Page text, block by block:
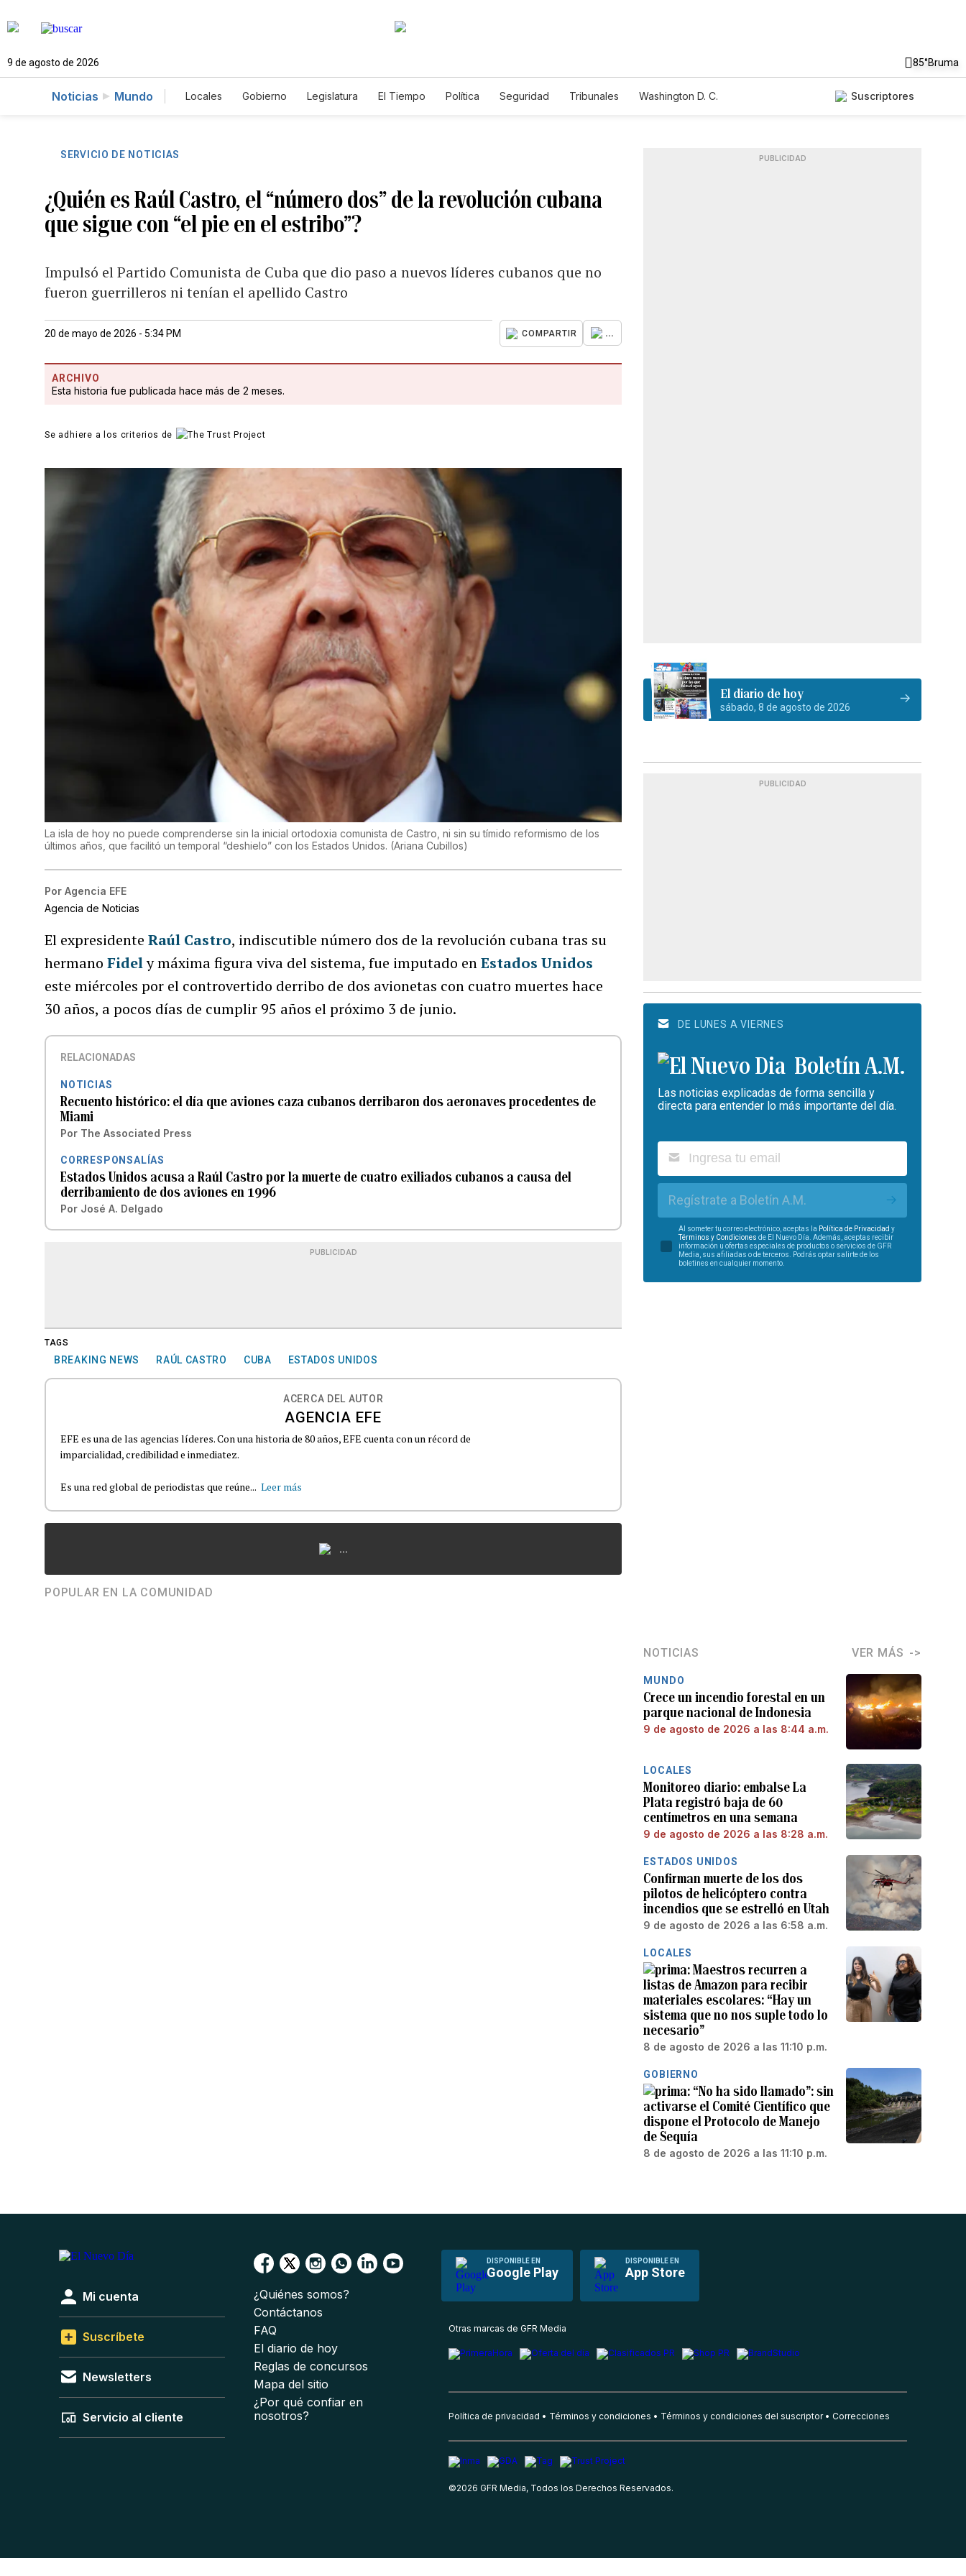
9 de agosto de 2026 85°Bruma
Noticias Mundo Locales Gobierno Legislatura El Tiempo Política Seguridad Tribunales
Washington D. C.
Suscriptores
SERVICIO DE NOTICIAS
¿Quién es Raúl Castro, el “número dos” de la revolución cubana
que sigue con “el pie en el estribo”?
Impulsó el Partido Comunista de Cuba que dio paso a nuevos líderes cubanos que no
fueron guerrilleros ni tenían el apellido Castro
20 de mayo de 2026 - 5:34 PM COMPARTIR ...
ARCHIVO
Esta historia fue publicada hace más de 2 meses.
Se adhiere a los criterios de
La isla de hoy no puede comprenderse sin la inicial ortodoxia comunista de Castro, ni sin su tímido reformismo de los
últimos años, que facilitó un temporal “deshielo” con los Estados Unidos. (Ariana Cubillos)
Por Agencia EFE
Agencia de Noticias
El expresidenteRaúl Castro, indiscutible número dos de la revolución cubana tras su
hermanoFidely máxima figura viva del sistema, fue imputado enEstados Unidos
este miércoles por el controvertido derribo de dos avionetas con cuatro muertes hace
30 años, a pocos días de cumplir 95 años el próximo 3 de junio.
RELACIONADAS
NOTICIAS
Recuento histórico: el día que aviones caza cubanos derribaron dos aeronaves procedentes de
Miami
Por The Associated Press
CORRESPONSALÍAS
Estados Unidos acusa a Raúl Castro por la muerte de cuatro exiliados cubanos a causa del
derribamiento de dos aviones en 1996
Por José A. Delgado
PUBLICIDAD
TAGS
BREAKING NEWS RAÚL CASTRO CUBA ESTADOS UNIDOS
ACERCA DEL AUTOR
AGENCIA EFE
EFE es una de las agencias líderes. Con una historia de 80 años, EFE cuenta con un récord de
imparcialidad, credibilidad e inmediatez.
Es una red global de periodistas que reúne... Leer más
...
POPULAR EN LA COMUNIDAD
PUBLICIDAD
El diario de hoy
sábado, 8 de agosto de 2026
PUBLICIDAD
DE LUNES A VIERNES
Boletín A.M.
Las noticias explicadas de forma sencilla y
directa para entender lo más importante del día.
Regístrate a Boletín A.M.
Al someter tu correo electrónico, aceptas la Política de Privacidad y
Términos y Condiciones de El Nuevo Día. Además, aceptas recibir
información u ofertas especiales de productos o servicios de GFR
Media, sus afiliadas o de terceros. Podrás optar salirte de los
boletines en cualquier momento.
NOTICIAS VER MÁS
MUNDO
Crece un incendio forestal en un
parque nacional de Indonesia
9 de agosto de 2026 a las 8:44 a.m.
LOCALES
Monitoreo diario: embalse La
Plata registró baja de 60
centímetros en una semana
9 de agosto de 2026 a las 8:28 a.m.
ESTADOS UNIDOS
Confirman muerte de los dos
pilotos de helicóptero contra
incendios que se estrelló en Utah
9 de agosto de 2026 a las 6:58 a.m.
LOCALES
Maestros recurren a
listas de Amazon para recibir
materiales escolares: “Hay un
sistema que no nos suple todo lo
necesario”
8 de agosto de 2026 a las 11:10 p.m.
GOBIERNO
“No ha sido llamado”: sin
activarse el Comité Científico que
dispone el Protocolo de Manejo
de Sequía
8 de agosto de 2026 a las 11:10 p.m.
DISPONIBLE EN
Google Play
DISPONIBLE EN
App Store
Mi cuenta
Suscríbete
Newsletters
Servicio al cliente
¿Quiénes somos?
Contáctanos
FAQ
El diario de hoy
Reglas de concursos
Mapa del sitio
¿Por qué confiar en
nosotros?
Otras marcas de GFR Media
Política de privacidad Términos y condiciones Términos y condiciones del suscriptor Correcciones
©2026 GFR Media, Todos los Derechos Reservados.